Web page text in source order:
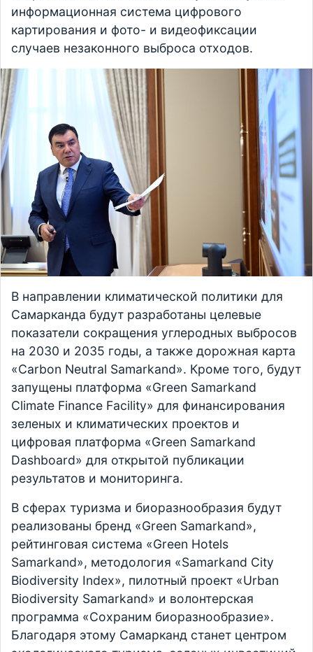
информационная система цифрового
картирования и фото- и видеофиксации
случаев незаконного выброса отходов.
В направлении климатической политики для
Самарканда будут разработаны целевые
показатели сокращения углеродных выбросов
на 2030 и 2035 годы, а также дорожная карта
«Carbon Neutral Samarkand». Кроме того, будут
запущены платформа «Green Samarkand
Climate Finance Facility» для финансирования
зеленых и климатических проектов и
цифровая платформа «Green Samarkand
Dashboard» для открытой публикации
результатов и мониторинга.
В сферах туризма и биоразнообразия будут
реализованы бренд «Green Samarkand»,
рейтинговая система «Green Hotels
Samarkand», методология «Samarkand City
Biodiversity Index», пилотный проект «Urban
Biodiversity Samarkand» и волонтерская
программа «Сохраним биоразнообразие».
Благодаря этому Самарканд станет центром